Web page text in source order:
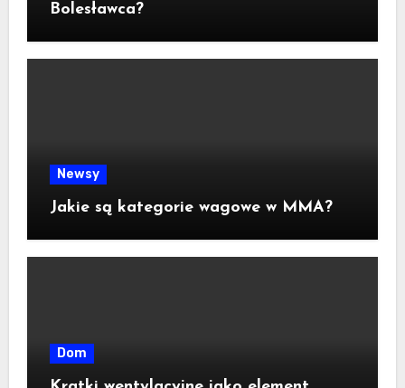
Bolesławca?
Newsy
Jakie są kategorie wagowe w MMA?
Dom